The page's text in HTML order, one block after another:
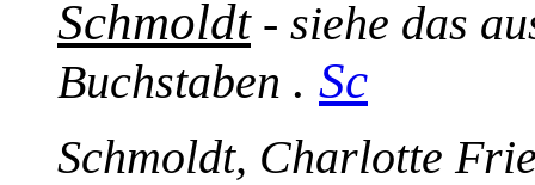
Schmoldt- siehe das
Buchstaben . Sc
Schmoldt, Charlotte